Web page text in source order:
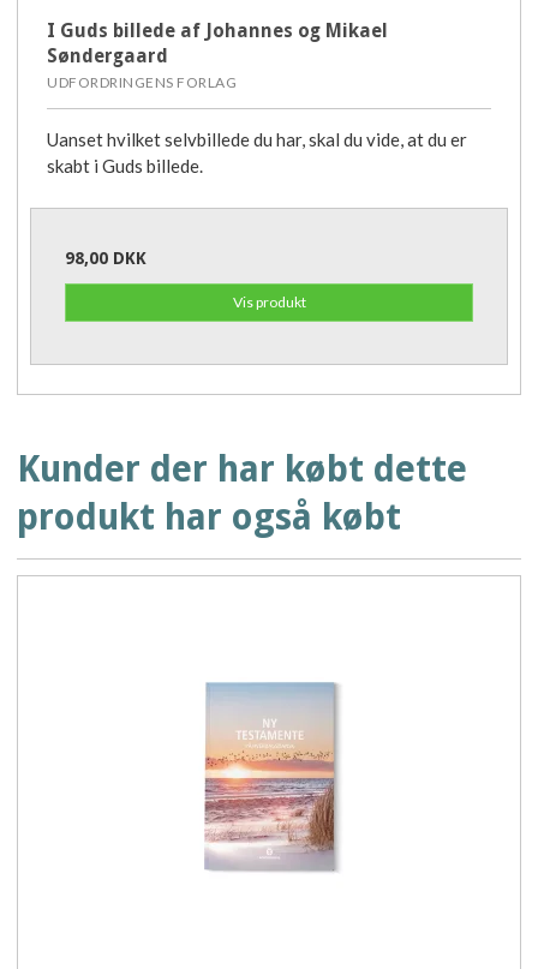
I Guds billede af Johannes og Mikael
Søndergaard
UDFORDRINGENS FORLAG
Uanset hvilket selvbillede du har, skal du vide, at du er
skabt i Guds billede.
98,00 DKK
Vis produkt
Kunder der har købt dette
produkt har også købt